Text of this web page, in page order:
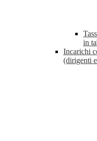
in
Incarichi
(dirigenti